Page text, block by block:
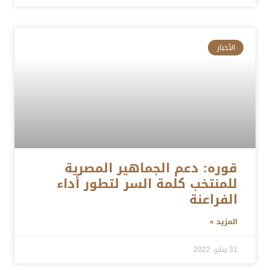
الأخبار
قوره: دعم الجماهير المصرية
للمنتخب كلمة السر لتطور أداء
الفراعنة
المزيد »
31 يناير، 2022